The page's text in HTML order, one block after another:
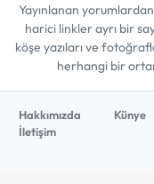
Yayınlanan
harici linkler ayrı bir
köşe yazıları ve
herhangi bir
Hakkımızda
Künye
İletişim